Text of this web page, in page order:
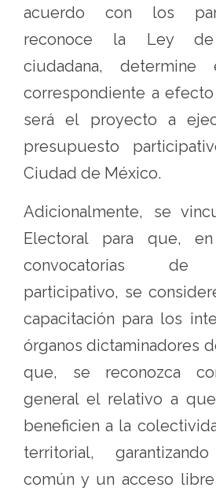
acuerdo con los
reconoce la Ley de
ciudadana, determine
correspondiente a
será el proyecto a
presupuesto
Ciudad de México.
Adicionalmente, se
Electoral para que,
convocatorias de
participativo, se
capacitación para los
órganos dictaminadores
que, se reconozca
general el relativo a
beneficien a la
territorial,
común y un acceso